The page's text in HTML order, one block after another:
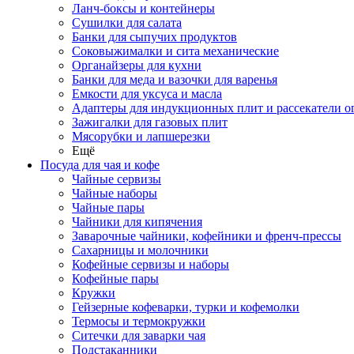
Ланч-боксы и контейнеры
Сушилки для салата
Банки для сыпучих продуктов
Соковыжималки и сита механические
Органайзеры для кухни
Банки для меда и вазочки для варенья
Емкости для уксуса и масла
Адаптеры для индукционных плит и рассекатели
Зажигалки для газовых плит
Мясорубки и лапшерезки
Ещё
Посуда для чая и кофе
Чайные сервизы
Чайные наборы
Чайные пары
Чайники для кипячения
Заварочные чайники, кофейники и френч-прессы
Сахарницы и молочники
Кофейные сервизы и наборы
Кофейные пары
Кружки
Гейзерные кофеварки, турки и кофемолки
Термосы и термокружки
Ситечки для заварки чая
Подстаканники